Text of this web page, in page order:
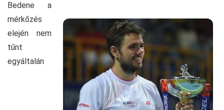
Bedene a
mérkőzés
elején nem
tűnt
egyáltalán